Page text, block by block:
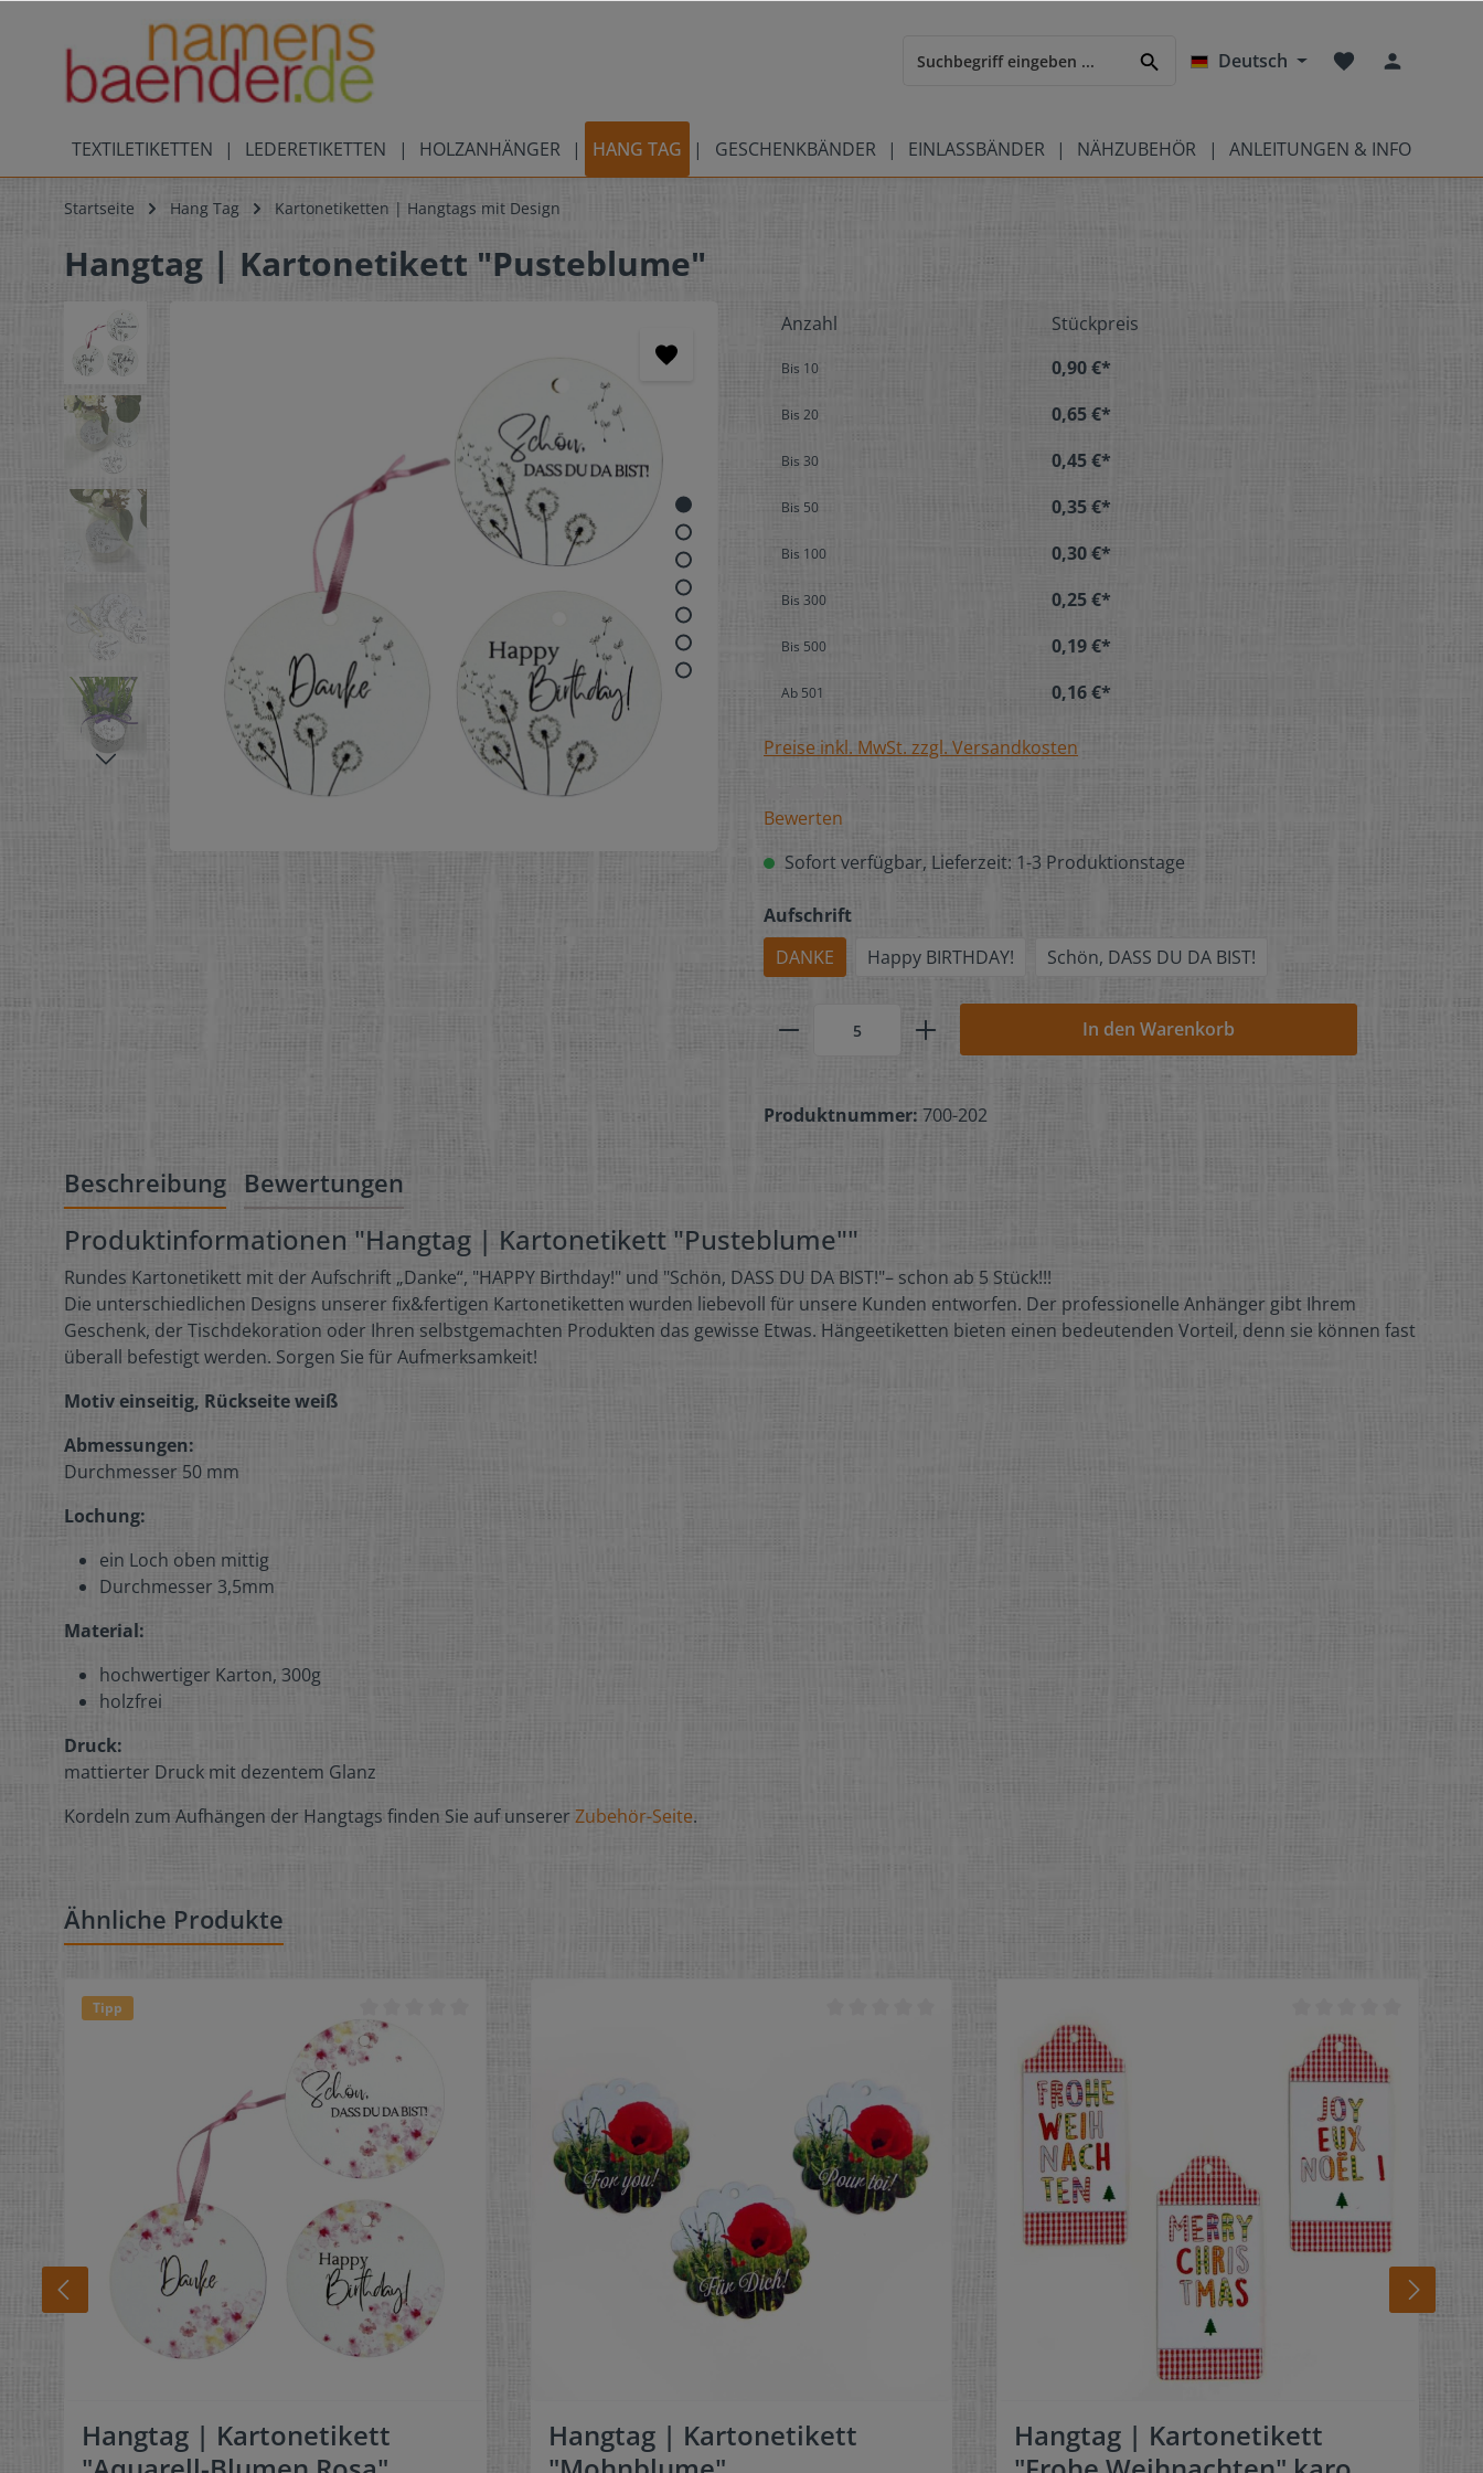
Deutsch
TEXTILETIKETTEN LEDERETIKETTEN HOLZANHÄNGER HANG TAG GESCHENKBÄNDER EINLASSBÄNDER NÄHZUBEHÖR ANLEITUNGEN & INFO
Startseite Hang Tag Kartonetiketten | Hangtags mit Design
Hangtag | Kartonetikett "Pusteblume"
Anzahl Stückpreis
Bis 10 0,90 €*
Bis 20 0,65 €*
Bis 30 0,45 €*
Bis 50 0,35 €*
Bis 100 0,30 €*
Bis 300 0,25 €*
Bis 500 0,19 €*
Ab 501 0,16 €*
Preise inkl. MwSt. zzgl. Versandkosten
Bewerten
Sofort verfügbar, Lieferzeit: 1-3 Produktionstage
Aufschrift
DANKE
Happy BIRTHDAY! Schön, DASS DU DA BIST!
In den Warenkorb
Produktnummer: 700-202
Beschreibung Bewertungen
Produktinformationen "Hangtag | Kartonetikett "Pusteblume""
Rundes Kartonetikett mit der Aufschrift „Danke“, "HAPPY Birthday!" und "Schön, DASS DU DA BIST!"– schon ab 5 Stück!!!
Die unterschiedlichen Designs unserer fix&fertigen Kartonetiketten wurden liebevoll für unsere Kunden entworfen. Der professionelle Anhänger gibt Ihrem
Geschenk, der Tischdekoration oder Ihren selbstgemachten Produkten das gewisse Etwas. Hängeetiketten bieten einen bedeutenden Vorteil, denn sie können fast
überall befestigt werden. Sorgen Sie für Aufmerksamkeit!
Motiv einseitig, Rückseite weiß
Abmessungen:
Durchmesser 50 mm
Lochung:
ein Loch oben mittig
Durchmesser 3,5mm
Material:
hochwertiger Karton, 300g
holzfrei
Druck:
mattierter Druck mit dezentem Glanz
Kordeln zum Aufhängen der Hangtags finden Sie auf unsererZubehör-Seite.
Ähnliche Produkte
Tipp
Hangtag | Kartonetikett
Hangtag | Kartonetikett
Hangtag | Kartonetikett